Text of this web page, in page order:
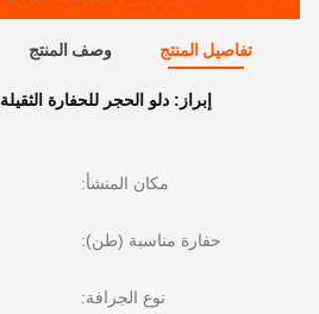
تفاصيل المنتج وصف المنتج
إبراز: دلو الحجر للحفارة الثقيلة
مكان المنشأ:
حفارة مناسبة (طن):
نوع الجرافة: